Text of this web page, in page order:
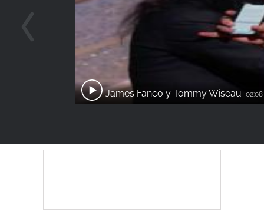
James Fanco y Tommy Wiseau 02:08